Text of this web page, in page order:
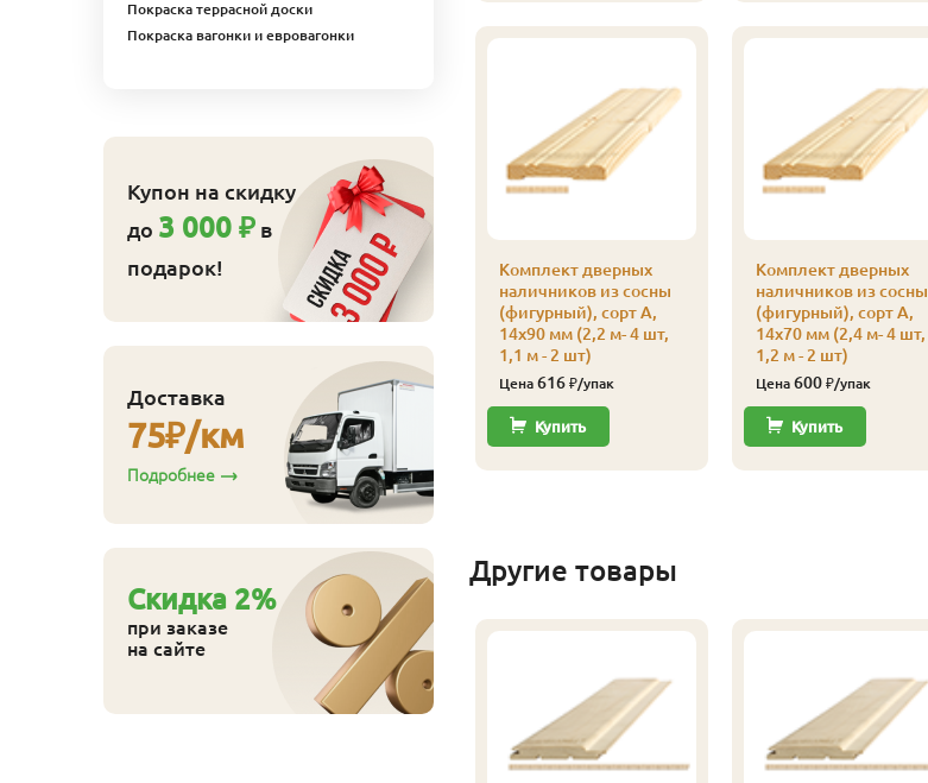
№ 4 100 шт/
Комплект дверных
наличников из сосны
(фигурный), сорт А,
14х90 мм (2,2 м- 4 шт,
1,1 м - 2 шт)
Цена 616₽/упак
Купить
Комплект дверных
наличников из сосны
(фигурный), сорт А,
14х70 мм (2,4 м- 4 шт,
1,2 м - 2 шт)
Цена 600₽/упак
Купить
Другие товары
Покраска террасной доски
Покраска вагонки и евровагонки
Купон на скидку
до 3 000 ₽ в
подарок!
Доставка
75₽/км
Подробнее
Cкидка 2%
при заказе
на сайте